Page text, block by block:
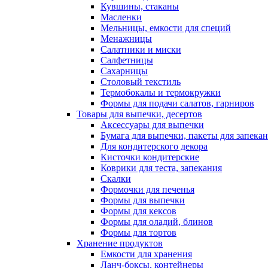
Кувшины, стаканы
Масленки
Мельницы, емкости для специй
Менажницы
Салатники и миски
Салфетницы
Сахарницы
Столовый текстиль
Термобокалы и термокружки
Формы для подачи салатов, гарниров
Товары для выпечки, десертов
Аксессуары для выпечки
Бумага для выпечки, пакеты для
Для кондитерского декора
Кисточки кондитерские
Коврики для теста, запекания
Скалки
Формочки для печенья
Формы для выпечки
Формы для кексов
Формы для оладий, блинов
Формы для тортов
Хранение продуктов
Емкости для хранения
Ланч-боксы, контейнеры